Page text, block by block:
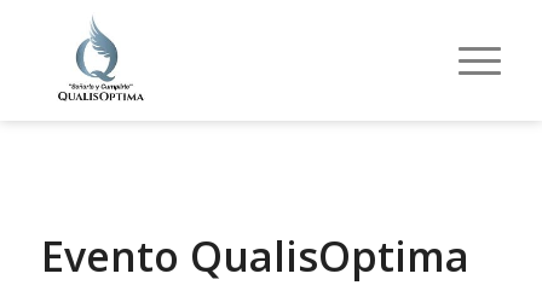
Evento QualisOptima